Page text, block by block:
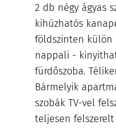
2 db négy ágyas
kihúzhatós
földszinten külön
nappali -
fürdőszoba.
Bármelyik
szobák TV-vel
teljesen